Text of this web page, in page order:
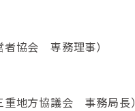
者協会 専務理事）
重地方協議会 事務局長）